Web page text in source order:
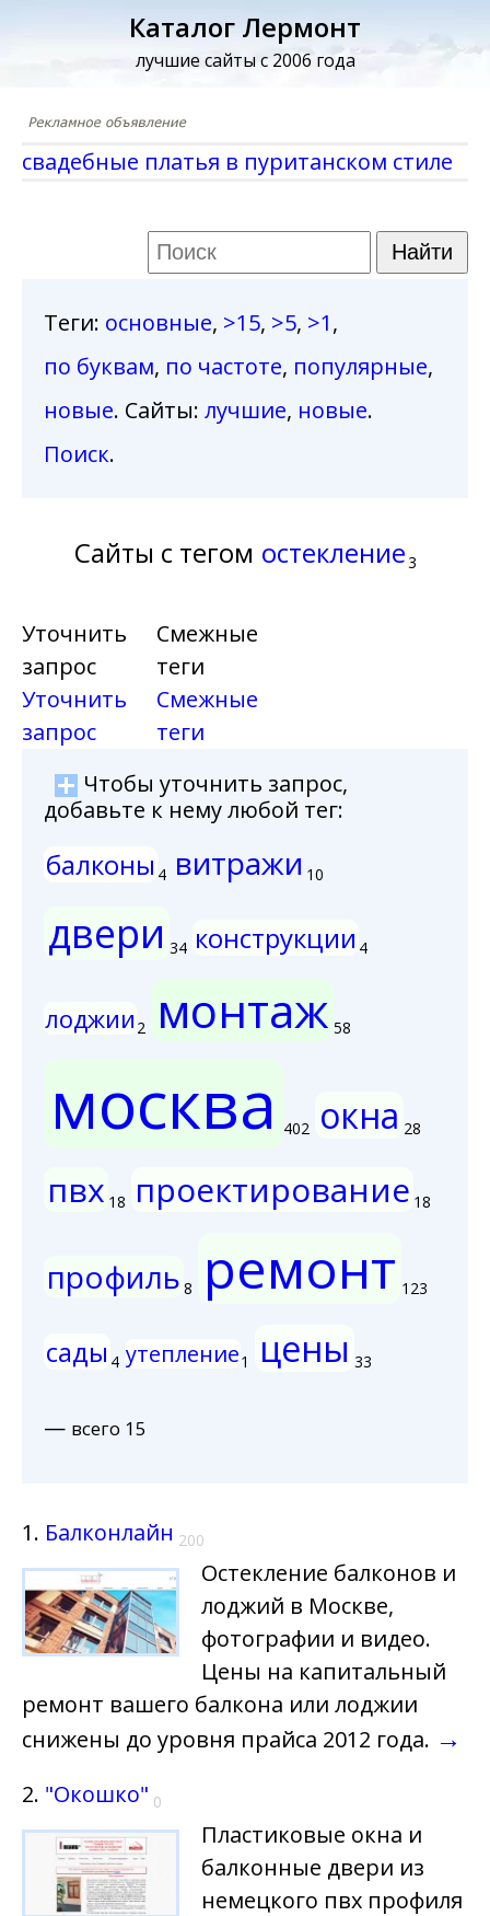
Каталог Лермонт
лучшие сайты с 2006 года
свадебные платья в пуританском стиле
Теги: основные, >15, >5, >1,
по буквам, по частоте, популярные,
новые. Сайты: лучшие, новые.
Поиск.
Сайты с тегом остекление3
Уточнить
запрос
Уточнить
запрос
Смежные
теги
Смежные
теги
Чтобы уточнить запрос,
добавьте к нему любой тег:
балконы 4 витражи 10
двери 34 конструкции 4
лоджии 2 монтаж 58
москва 402 окна 28
пвх 18 проектирование 18
профиль 8 ремонт 123
сады 4 утепление1 цены 33
— всего 15
1. Балконлайн 200
Остекление балконов и
лоджий в Москве,
фотографии и видео.
Цены на капитальный
ремонт вашего балкона или лоджии
снижены до уровня прайса 2012 года. →
2. "Окошко" 0
Пластиковые окна и
балконные двери из
немецкого пвх профиля